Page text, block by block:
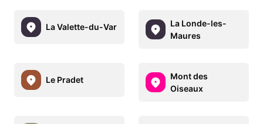
La Valette-du-Var
La Londe-les-
Maures
Le Pradet
Mont des
Oiseaux